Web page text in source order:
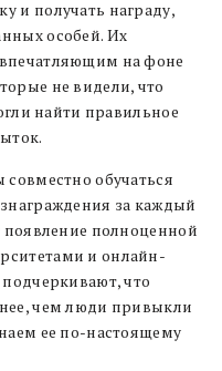
и получать награду,
особей. Их
на фоне
не видели, что
найти правильное
обучаться
за каждый
появление полноценной
и онлайн-
что
чем люди привыкли
ее по-настоящему